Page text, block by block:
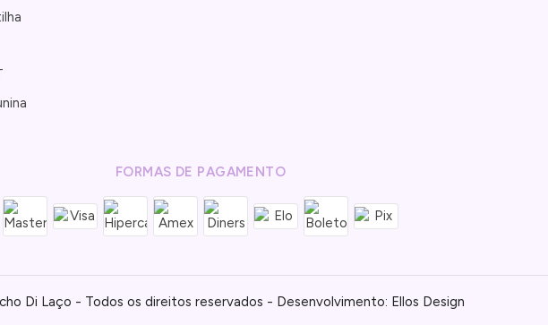
FORMAS DE PAGAMENTO
Di Laço - Todos os direitos reservados - Desenvolvimento: Ellos Design